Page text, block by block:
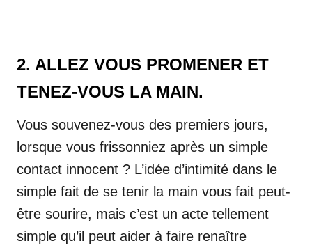
2. ALLEZ VOUS PROMENER ET
TENEZ-VOUS LA MAIN.
Vous souvenez-vous des premiers jours,
lorsque vous frissonniez après un simple
contact innocent ? L’idée d’intimité dans le
simple fait de se tenir la main vous fait peut-
être sourire, mais c’est un acte tellement
simple qu’il peut aider à faire renaître